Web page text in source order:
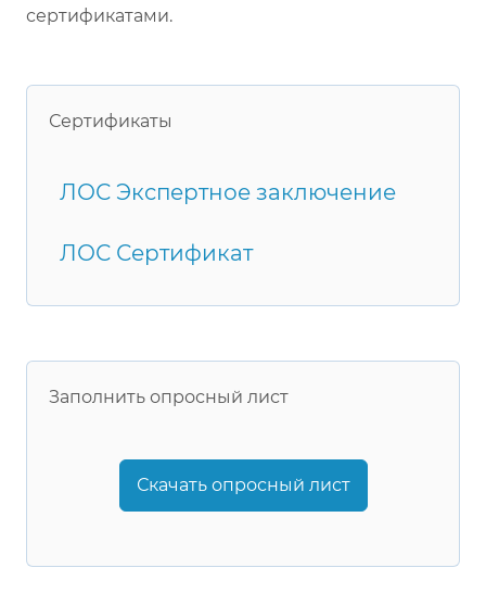
сертификатами.
Сертификаты
ЛОС Экспертное заключение
ЛОС Сертификат
Заполнить опросный лист
Скачать опросный лист